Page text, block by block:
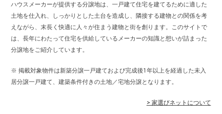
ハウスメーカーが提供する分譲地は、一戸建て住宅を建てるために適した
土地を仕入れ、しっかりとした土台を造成し、隣接する建物との関係を考
えながら、末長く快適に人々が住まう建物と街を創ります。このサイトで
は、長年にわたって住宅を供給しているメーカーの知識と想いが詰まった
分譲地をご紹介しています。
※ 掲載対象物件は新築分譲一戸建ておよび完成後1年以上を経過した未入
居分譲一戸建て、建築条件付きの土地／宅地分譲となります。
> 家選びネットについて